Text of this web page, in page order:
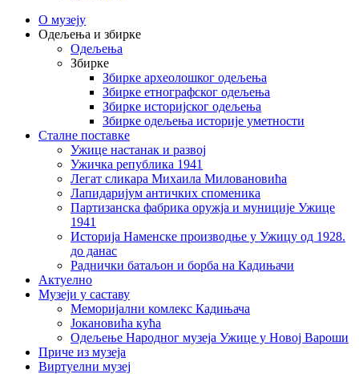
О музеју
Одељења и збирке
Одељења
Збирке
Збирке археолошког одељења
Збирке етнографског одељења
Збирке историјског одељења
Збирке одељења историје уметности
Сталне поставке
Ужице настанак и развој
Ужичка република 1941
Легат сликара Михаила Миловановића
Лапидаријум античких споменика
Партизанска фабрика оружја и муниције Ужице
1941
Историја Наменске производње у Ужицу од 1928.
до данас
Раднички батаљон и борба на Кадињачи
Актуелно
Музеји у саставу
Меморијални комлекс Кадињача
Јокановића кућа
Oдељење Народног музеја Ужице у Новој Вароши
Приче из музеја
Виртуелни музеј